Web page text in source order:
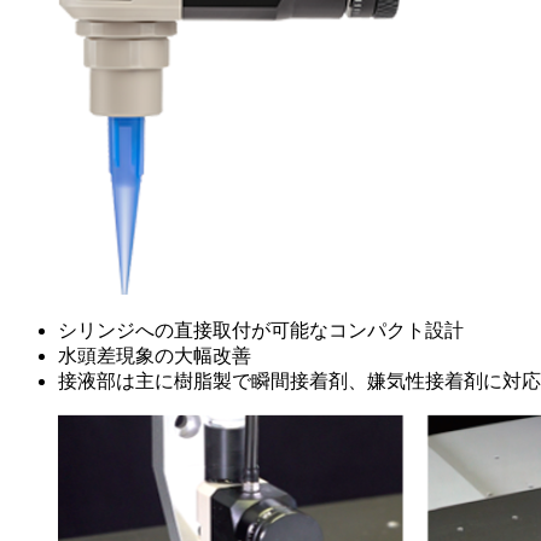
シリンジへの直接取付が可能なコンパクト設計
水頭差現象の大幅改善
接液部は主に樹脂製で瞬間接着剤、嫌気性接着剤に対